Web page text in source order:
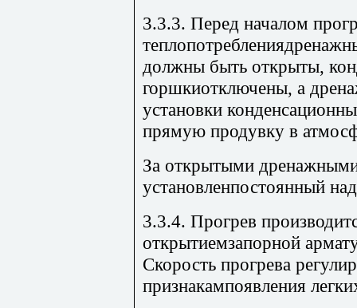
3.3.3. Перед началом
должны быть открыты,
горшкиотключены, а
установки
прямую продувку в
За открытыми
установленпостоянный
3.3.4. Прогрев
открытиемзапорной
Скорость прогрева
признакампоявления